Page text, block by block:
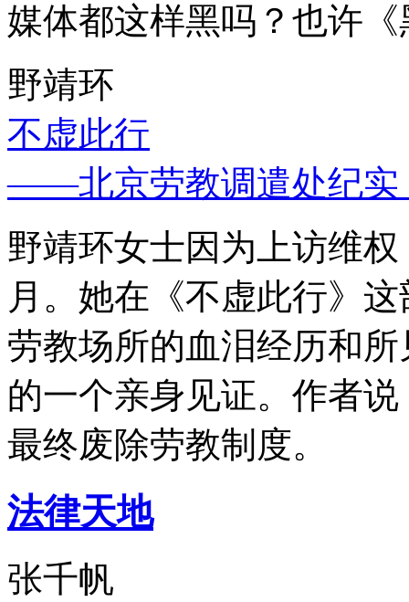
媒体都这样黑吗？也许
野靖环
不虚此行
——北京劳教调遣处纪实
野靖环女士因为上访维
月。她在《不虚此行》
劳教场所的血泪经历和
的一个亲身见证。作者
最终废除劳教制度。
法律天地
张千帆